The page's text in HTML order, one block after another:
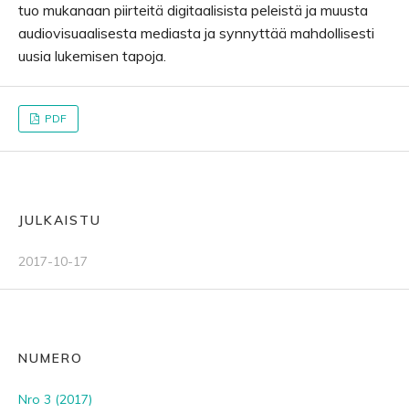
tuo mukanaan piirteitä digitaalisista peleistä ja muusta
audiovisuaalisesta mediasta ja synnyttää mahdollisesti
uusia lukemisen tapoja.
PDF
JULKAISTU
2017-10-17
NUMERO
Nro 3 (2017)